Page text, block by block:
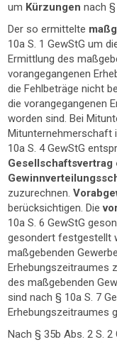
um Kürzungennach
Der so ermittelte
10a S. 1 GewStG um
Ermittlung des
vorangegangenen
die Fehlbeträge nicht
die vorangegangenen
worden sind. Bei
Mitunternehmerschaft
10a S. 4 GewStG
Gesellschaftsvertrag
zuzurechnen.
berücksichtigen. Die
10a S. 6 GewStG
gesondert festgestellt
maßgebenden
Erhebungszeitraumes
des maßgebenden
sind nach § 10a S. 7
Erhebungszeitraumes
Nach § 35b Abs. 2 S. 2